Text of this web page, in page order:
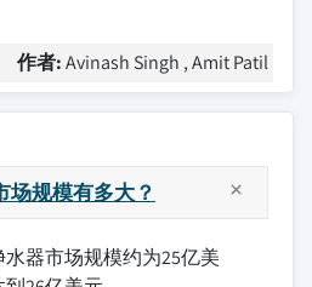
作者:Avinash Singh , Amit Patil
场规模有多大？
器市场规模约为25亿美